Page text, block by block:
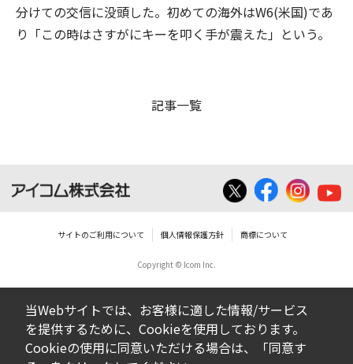
分けての交信に没頭した。初めての海外はW6(米国)であ
り「この時はさすがにキーを叩く手が震えた」という。
記事一覧
サイトのご利用について 個人情報保護方針 商標について
Copyright © Icom Inc.
当Webサイトでは、お客様に適した情報/サービス
を提供するために、Cookieを使用しております。
Cookieの使用に同意いただける場合は、「同意す